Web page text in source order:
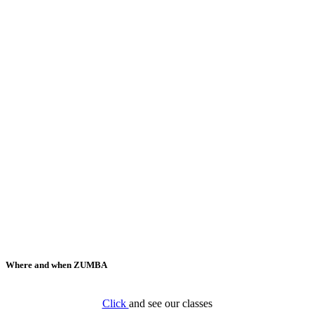
Where and when ZUMBA
Click and see our classes